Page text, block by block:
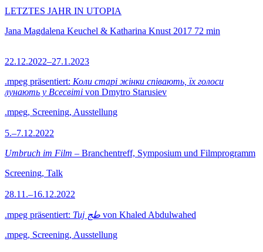
LETZTES JAHR IN UTOPIA
Jana Magdalena Keuchel & Katharina Knust 2017 72 min
22.12.2022–27.1.2023
.mpeg präsentiert: Коли старі жінки співають, їх голоси
лунають у Всесвіті von Dmytro Starusiev
.mpeg, Screening, Ausstellung
5.–7.12.2022
Umbruch im Film – Branchentreff, Symposium und Filmprogramm
Screening, Talk
28.11.–16.12.2022
.mpeg präsentiert: Tuj طج von Khaled Abdulwahed
.mpeg, Screening, Ausstellung